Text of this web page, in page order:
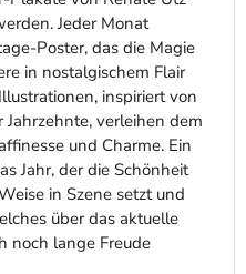
Jeder Monat
Poster, das die Magie
in nostalgischem Flair
inspiriert von
verleihen dem
und Charme. Ein
Jahr, der die Schönheit
in Szene setzt und
über das aktuelle
noch lange Freude